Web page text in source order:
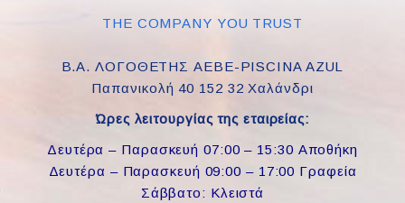
THE COMPANY YOU TRUST
Β.Α. ΛΟΓΟΘΕΤΗΣ ΑΕΒΕ-PISCINA AZUL
Παπανικολή 40 152 32 Χαλάνδρι
Ώρες λειτουργίας της εταιρείας:
Δευτέρα – Παρασκευή 07:00 – 15:30 Αποθήκη
Δευτέρα – Παρασκευή 09:00 – 17:00 Γραφεία
Σάββατο: Κλειστά